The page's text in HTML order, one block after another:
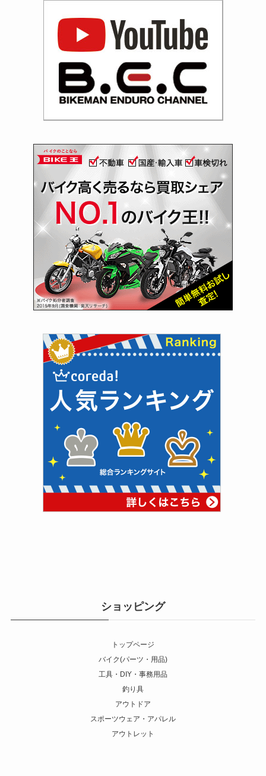
ショッピング
トップページ
バイク(パーツ・用品)
工具・DIY・事務用品
釣り具
アウトドア
スポーツウェア・アパレル
アウトレット